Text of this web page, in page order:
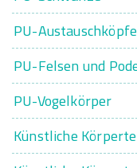
PU-
PU-Felsen und
PU-Vogelkörper
Künstliche